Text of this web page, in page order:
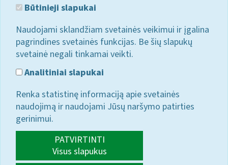
Būtinieji slapukai
Naudojami sklandžiam svetainės veikimui ir įgalina
pagrindines svetainės funkcijas. Be šių slapukų
svetainė negali tinkamai veikti.
Analitiniai slapukai
Renka statistinę informaciją apie svetainės
naudojimą ir naudojami Jūsų naršymo patirties
gerinimui.
PATVIRTINTI
Visus slapukus